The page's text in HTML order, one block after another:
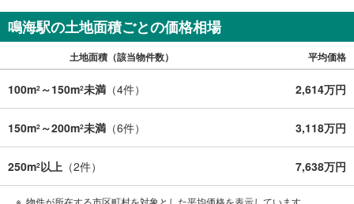
鳴海駅の土地面積ごとの価格相場
土地面積（該当物件数） 平均価格
100m2 ～150m2未満 （4件） 2,614万円
150m2 ～200m2未満 （6件） 3,118万円
250m2以上 （2件） 7,638万円
物件が所在する市区町村を対象とした平均価格を表示しています。